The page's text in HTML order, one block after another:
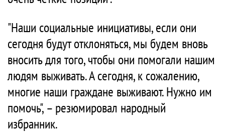
"Наши социальные инициативы, если они
сегодня будут отклоняться, мы будем вновь
вносить для того, чтобы они помогали нашим
людям выживать. А сегодня, к сожалению,
многие наши граждане выживают. Нужно им
помочь", – резюмировал народный
избранник.